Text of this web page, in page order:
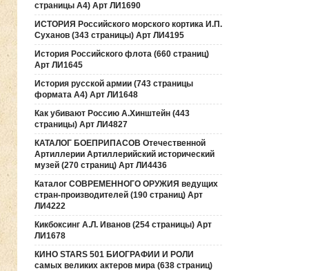
страницы А4) Арт ЛИ1690
ИСТОРИЯ Российского морского кортика И.П.
Суханов (343 страницы) Арт ЛИ4195
История Российского флота (660 страниц)
Арт ЛИ1645
История русской армии (743 страницы
формата А4) Арт ЛИ1648
Как убивают Россию А.Хинштейн (443
страницы) Арт ЛИ4827
КАТАЛОГ БОЕПРИПАСОВ Отечественной
Артиллерии Артиллерийский исторический
музей (270 страниц) Арт ЛИ4436
Каталог СОВРЕМЕННОГО ОРУЖИЯ ведущих
стран-производителей (190 страниц) Арт
ЛИ4222
Кикбоксинг А.Л. Иванов (254 страницы) Арт
ЛИ1678
КИНО STARS 501 БИОГРАФИИ И РОЛИ
самых великих актеров мира (638 страниц)